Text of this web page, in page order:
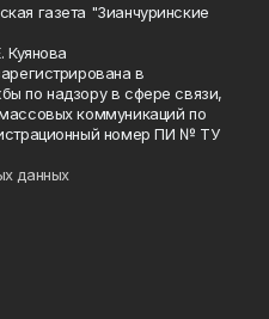
газета "Зианчуринские
Куянова
в
по надзору в сфере связи,
коммуникаций по
номер ПИ № ТУ
данных